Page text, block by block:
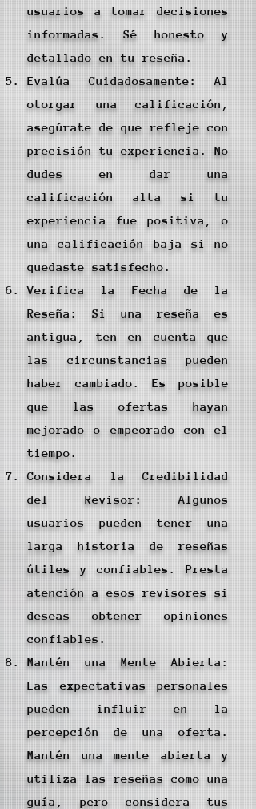
usuarios a tomar decisiones
informadas. Sé honesto y
detallado en tu reseña.
Evalúa Cuidadosamente: Al
otorgar una calificación,
asegúrate de que refleje con
precisión tu experiencia. No
dudes en dar una
calificación alta si tu
experiencia fue positiva, o
una calificación baja si no
quedaste satisfecho.
Verifica la Fecha de la
Reseña: Si una reseña es
antigua, ten en cuenta que
las circunstancias pueden
haber cambiado. Es posible
que las ofertas hayan
mejorado o empeorado con el
tiempo.
Considera la Credibilidad
del Revisor: Algunos
usuarios pueden tener una
larga historia de reseñas
útiles y confiables. Presta
atención a esos revisores si
deseas obtener opiniones
confiables.
Mantén una Mente Abierta:
Las expectativas personales
pueden influir en la
percepción de una oferta.
Mantén una mente abierta y
utiliza las reseñas como una
guía, pero considera tus